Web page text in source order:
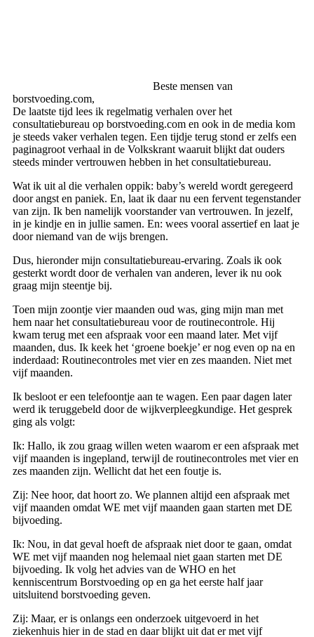
Beste mensen van
borstvoeding.com,
De laatste tijd lees ik regelmatig verhalen over het
consultatiebureau op borstvoeding.com en ook in de media kom
je steeds vaker verhalen tegen. Een tijdje terug stond er zelfs een
paginagroot verhaal in de Volkskrant waaruit blijkt dat ouders
steeds minder vertrouwen hebben in het consultatiebureau.
Wat ik uit al die verhalen oppik: baby’s wereld wordt geregeerd
door angst en paniek. En, laat ik daar nu een fervent tegenstander
van zijn. Ik ben namelijk voorstander van vertrouwen. In jezelf,
in je kindje en in jullie samen. En: wees vooral assertief en laat je
door niemand van de wijs brengen.
Dus, hieronder mijn consultatiebureau-ervaring. Zoals ik ook
gesterkt wordt door de verhalen van anderen, lever ik nu ook
graag mijn steentje bij.
Toen mijn zoontje vier maanden oud was, ging mijn man met
hem naar het consultatiebureau voor de routinecontrole. Hij
kwam terug met een afspraak voor een maand later. Met vijf
maanden, dus. Ik keek het ‘groene boekje’ er nog even op na en
inderdaad: Routinecontroles met vier en zes maanden. Niet met
vijf maanden.
Ik besloot er een telefoontje aan te wagen. Een paar dagen later
werd ik teruggebeld door de wijkverpleegkundige. Het gesprek
ging als volgt:
Ik: Hallo, ik zou graag willen weten waarom er een afspraak met
vijf maanden is ingepland, terwijl de routinecontroles met vier en
zes maanden zijn. Wellicht dat het een foutje is.
Zij: Nee hoor, dat hoort zo. We plannen altijd een afspraak met
vijf maanden omdat WE met vijf maanden gaan starten met DE
bijvoeding.
Ik: Nou, in dat geval hoeft de afspraak niet door te gaan, omdat
WE met vijf maanden nog helemaal niet gaan starten met DE
bijvoeding. Ik volg het advies van de WHO en het
kenniscentrum Borstvoeding op en ga het eerste half jaar
uitsluitend borstvoeding geven.
Zij: Maar, er is onlangs een onderzoek uitgevoerd in het
ziekenhuis hier in de stad en daar blijkt uit dat er met vijf